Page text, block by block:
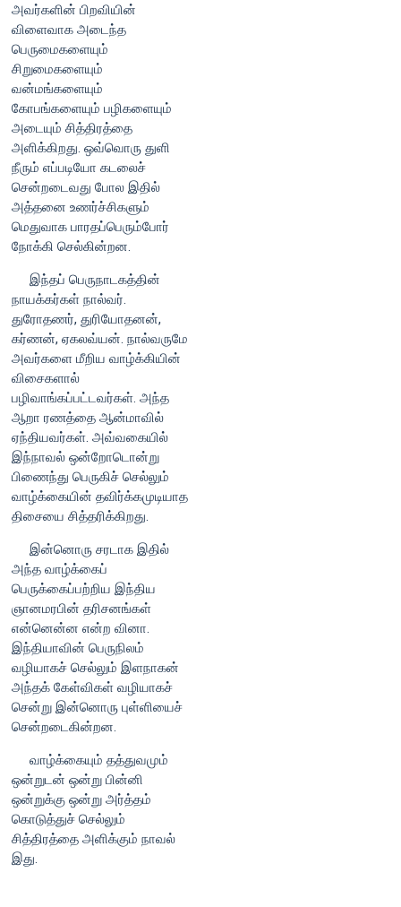
அவர்களின் பிறவியின்
விளைவாக அடைந்த
பெருமைகளையும்
சிறுமைகளையும்
வன்மங்களையும்
கோபங்களையும் பழிகளையும்
அடையும் சித்திரத்தை
அளிக்கிறது. ஒவ்வொரு துளி
நீரும் எப்படியோ கடலைச்
சென்றடைவது போல இதில்
அத்தனை உணர்ச்சிகளும்
மெதுவாக பாரதப்பெரும்போர்
நோக்கி செல்கின்றன.
இந்தப் பெருநாடகத்தின்
நாயக்கர்கள் நால்வர்.
துரோதணர், துரியோதனன்,
கர்ணன், ஏகலவ்யன். நால்வருமே
அவர்களை மீறிய வாழ்க்கியின்
விசைகளால்
பழிவாங்கப்பட்டவர்கள். அந்த
ஆறா ரணத்தை ஆன்மாவில்
ஏந்தியவர்கள். அவ்வகையில்
இந்நாவல் ஒன்றோடொன்று
பிணைந்து பெருகிச் செல்லும்
வாழ்க்கையின் தவிர்க்கமுடியாத
திசையை சித்தரிக்கிறது.
இன்னொரு சரடாக இதில்
அந்த வாழ்க்கைப்
பெருக்கைப்பற்றிய இந்திய
ஞானமரபின் தரிசனங்கள்
என்னென்ன என்ற வினா.
இந்தியாவின் பெருநிலம்
வழியாகச் செல்லும் இளநாகன்
அந்தக் கேள்விகள் வழியாகச்
சென்று இன்னொரு புள்ளியைச்
சென்றடைகின்றன.
வாழ்க்கையும் தத்துவமும்
ஒன்றுடன் ஒன்று பின்னி
ஒன்றுக்கு ஒன்று அர்த்தம்
கொடுத்துச் செல்லும்
சித்திரத்தை அளிக்கும் நாவல்
இது.